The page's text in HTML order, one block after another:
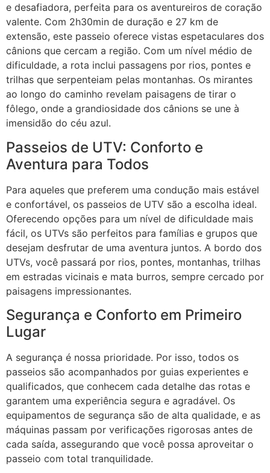
e desafiadora, perfeita para os aventureiros de coração
valente. Com 2h30min de duração e 27 km de
extensão, este passeio oferece vistas espetaculares dos
cânions que cercam a região. Com um nível médio de
dificuldade, a rota inclui passagens por rios, pontes e
trilhas que serpenteiam pelas montanhas. Os mirantes
ao longo do caminho revelam paisagens de tirar o
fôlego, onde a grandiosidade dos cânions se une à
imensidão do céu azul.
Passeios de UTV: Conforto e
Aventura para Todos
Para aqueles que preferem uma condução mais estável
e confortável, os passeios de UTV são a escolha ideal.
Oferecendo opções para um nível de dificuldade mais
fácil, os UTVs são perfeitos para famílias e grupos que
desejam desfrutar de uma aventura juntos. A bordo dos
UTVs, você passará por rios, pontes, montanhas, trilhas
em estradas vicinais e mata burros, sempre cercado por
paisagens impressionantes.
Segurança e Conforto em Primeiro
Lugar
A segurança é nossa prioridade. Por isso, todos os
passeios são acompanhados por guias experientes e
qualificados, que conhecem cada detalhe das rotas e
garantem uma experiência segura e agradável. Os
equipamentos de segurança são de alta qualidade, e as
máquinas passam por verificações rigorosas antes de
cada saída, assegurando que você possa aproveitar o
passeio com total tranquilidade.